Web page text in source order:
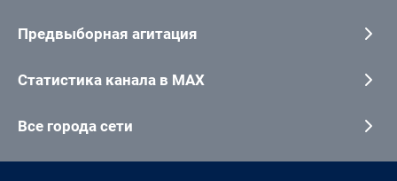
Предвыборная агитация
Статистика канала в MAX
Все города сети